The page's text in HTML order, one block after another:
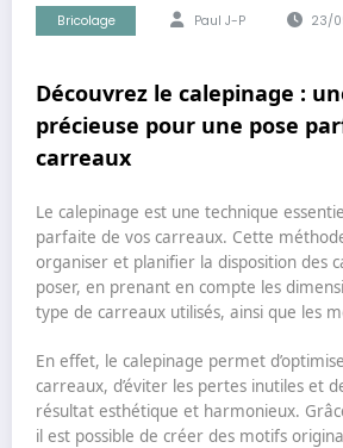
Bricolage Paul J-P 23/
Découvrez le calepinage :
précieuse pour une pose
carreaux
Le calepinage est une technique
parfaite de vos carreaux. Cette
organiser et planifier la disposition des
poser, en prenant en compte les
type de carreaux utilisés, ainsi que les
En effet, le calepinage permet
carreaux, d’éviter les pertes inutiles et
résultat esthétique et harmonieux.
il est possible de créer des motifs